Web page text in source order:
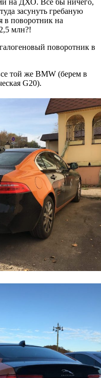
на ДХО. Все бы ничего,
засунуть гребаную
в поворотник на
млн?!
поворотник в
той же BMW (берем в
G20).